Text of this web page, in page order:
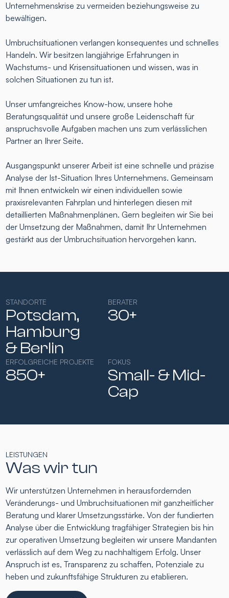
Unternehmenskrise zu vermeiden beziehungsweise zu
bewältigen.
Umbruchsituationen verlangen konsequentes und schnelles
Handeln. Wir besitzen langjährige Erfahrungen in
Wachstums- und Krisensituationen und wissen, was in
solchen Situationen zu tun ist.
Unser umfangreiches Know-how, unsere hohe
Beratungsqualität und unsere große Leidenschaft für
anspruchsvolle Aufgaben machen uns zum verlässlichen
Partner an Ihrer Seite.
Ausgangspunkt unserer Arbeit ist eine schnelle und präzise
Analyse der Ist-Situation Ihres Unternehmens. Gemeinsam
mit Ihnen entwickeln wir einen individuellen sowie
praxisrelevanten Fahrplan und hinterlegen diesen mit
detaillierten Maßnahmenplänen. Gern begleiten wir Sie bei
der Umsetzung der Maßnahmen, damit Ihr Unternehmen
gestärkt aus der Umbruchsituation hervorgehen kann.
STANDORTE
Potsdam,
Hamburg​
& Berlin
BERATER
30+
ERFOLGREICHE PROJEKTE
850+
FOKUS
Small- & Mid-
Cap​
LEISTUNGEN
Was wir tun
Wir unterstützen Unternehmen in herausfordernden
Veränderungs- und Umbruchsituationen mit ganzheitlicher
Beratung und klarer Umsetzungsstärke. Von der fundierten
Analyse über die Entwicklung tragfähiger Strategien bis hin
zur operativen Umsetzung begleiten wir unsere Mandanten
verlässlich auf dem Weg zu nachhaltigem Erfolg. Unser
Anspruch ist es, Transparenz zu schaffen, Potenziale zu
heben und zukunftsfähige Strukturen zu etablieren.